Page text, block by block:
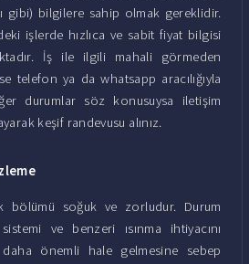
gibi) bilgilere sahip olmak gereklidir.
işlerde hızlıca ve sabit fiyat bilgisi
İş ile ilgili mahali görmeden
telefon ya da whatsapp aracılığıyla
durumlar söz konusuysa iletişim
keşif randevusu alınız.
bölümü soğuk ve zorludur. Durum
ve benzeri ısınma ihtiyacını
daha önemli hale gelmesine sebep